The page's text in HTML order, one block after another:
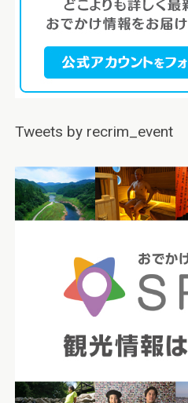
Tweets by recrim_event